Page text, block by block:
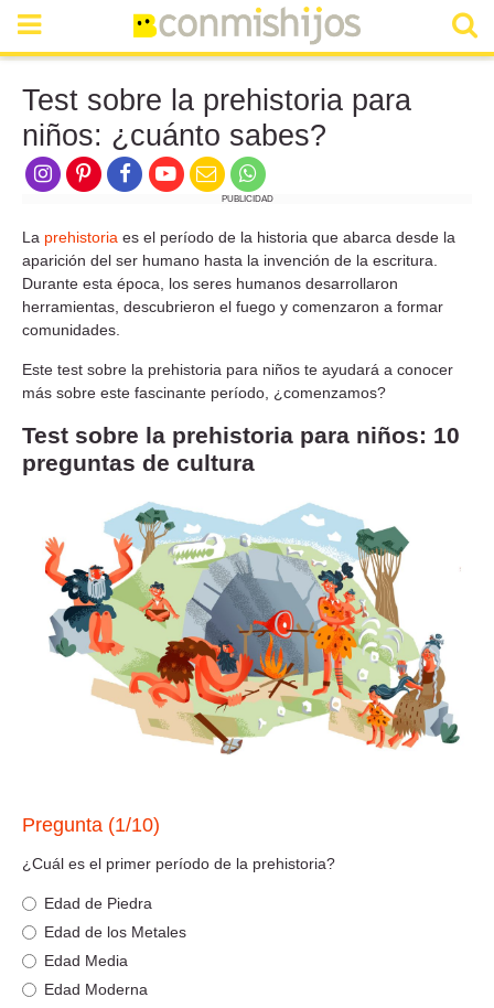
Test sobre la prehistoria para
niños: ¿cuánto sabes?
PUBLICIDAD
La prehistoria es el período de la historia que abarca desde la
aparición del ser humano hasta la invención de la escritura.
Durante esta época, los seres humanos desarrollaron
herramientas, descubrieron el fuego y comenzaron a formar
comunidades.
Este test sobre la prehistoria para niños te ayudará a conocer
más sobre este fascinante período, ¿comenzamos?
Test sobre la prehistoria para niños: 10
preguntas de cultura
Pregunta (1/10)
¿Cuál es el primer período de la prehistoria?
Edad de Piedra
Edad de los Metales
Edad Media
Edad Moderna